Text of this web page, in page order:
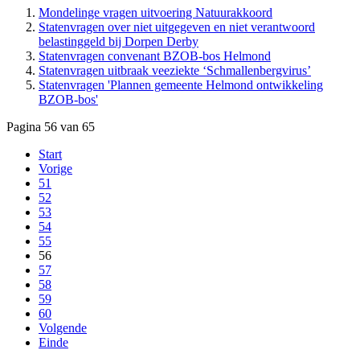
Mondelinge vragen uitvoering Natuurakkoord
Statenvragen over niet uitgegeven en niet verantwoord
belastinggeld bij Dorpen Derby
Statenvragen convenant BZOB-bos Helmond
Statenvragen uitbraak veeziekte ‘Schmallenbergvirus’
Statenvragen 'Plannen gemeente Helmond ontwikkeling
BZOB-bos'
Pagina 56 van 65
Start
Vorige
51
52
53
54
55
56
57
58
59
60
Volgende
Einde